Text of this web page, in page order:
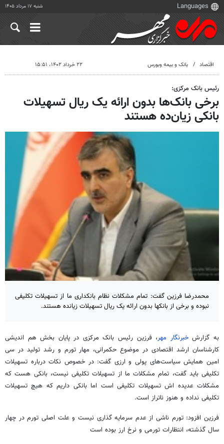
شنبه ۱۷ مرداد ۱۴۰۵
اقتصاد بانک و بیمه وبورس ۲۲ خرداد ۱۴۰۲، ۱۵:۵۱
رئیس بانک مرکزی:
برخی بانک‌ها بدون ارائه یک ریال تسهیلات
بانکی زیان‌ده هستند
محمدرضا فرزین گفت: تمام مشکلات نظام بانکداری ما از تسهیلات تکلیفی
نبوده و برخی از بانکها بدون ارائه یک ریال تسهیلات زیانده هستند.
به گزارشخبرنگار مهر، فرزین رئیس بانک مرکزی در پایان بخش هم اندیشی
کارشناسان ارشد اقتصادی در موضوع حکمرانی، مهار تورم و رشد تولید در سی
امین همایش سیاست‌های پولی و ارزی گفت: در خصوص نکات درباره تسهیلات
تکلیفی باید گفت، تمام مشکلات ما از تسهیلات تکلیفی نیست، بانکی هست که
مشکلات عدیده اشتسهیلات تکلیفی است اما بانکی داریم که هیچ تسهیلات
تکلیفی نداده و هنوز ناتراز است.
فرزین افزود: تورم ناشی از عدم سرمایه گذاری نیست و علت اصلی تورم در چهار
سال گذشته، انتظارات تورمی و نرخ ارز بوده است